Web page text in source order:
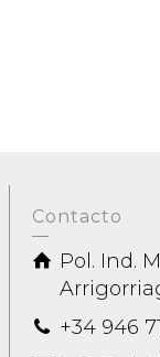
Contacto
Pol. Ind.
+34 946